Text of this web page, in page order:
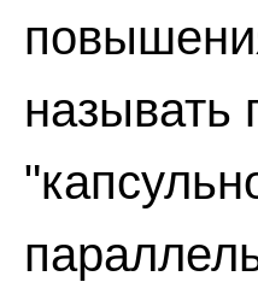
называть